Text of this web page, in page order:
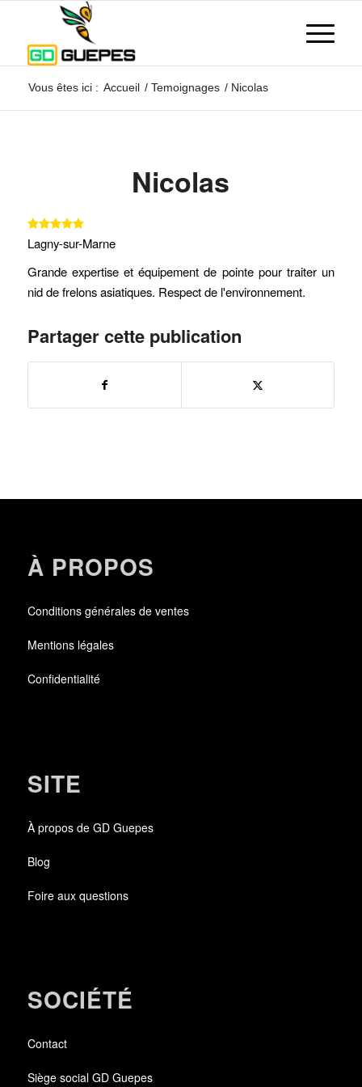
Vous êtes ici : Accueil / Temoignages / Nicolas
Nicolas
Lagny-sur-Marne
Grande expertise et équipement de pointe pour traiter un
nid de frelons asiatiques. Respect de l'environnement.
Partager cette publication
À PROPOS
Conditions générales de ventes
Mentions légales
Confidentialité
SITE
À propos de GD Guepes
Blog
Foire aux questions
SOCIÉTÉ
Contact
Siège social GD Guepes